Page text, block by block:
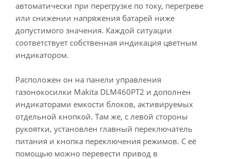
автоматически при перегрузке по току, перегреве
или снижении напряжения батарей ниже
допустимого значения. Каждой ситуации
соответствует собственная индикация цветным
индикатором.
Расположен он на панели управления
газонокосилки Makita DLM460PT2 и дополнен
индикаторами емкости блоков, активируемых
отдельной кнопкой. Там же, с левой стороны
рукоятки, установлен главный переключатель
питания и кнопка переключения режимов. С её
помощью можно перевести привод в